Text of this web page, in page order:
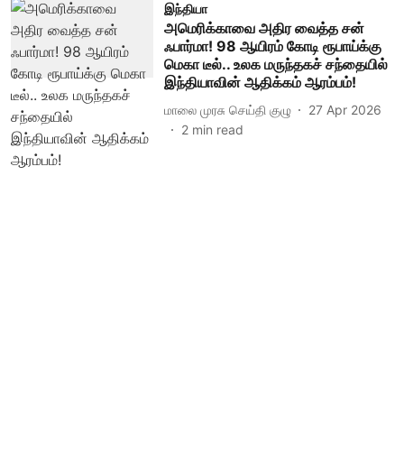
இந்தியா
அமெரிக்காவை அதிர வைத்த சன்
ஃபார்மா! 98 ஆயிரம் கோடி ரூபாய்க்கு
மெகா டீல்.. உலக மருந்தகச் சந்தையில்
இந்தியாவின் ஆதிக்கம் ஆரம்பம்!
மாலை முரசு செய்தி குழு
27 Apr 2026
2 min read